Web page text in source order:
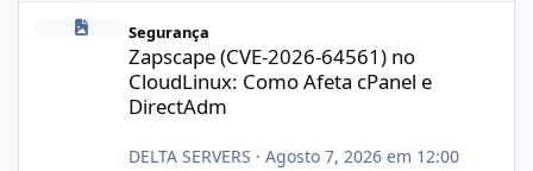
Zapscape (CVE-2026-64561) no CloudLinux: Como Afeta cPanel
Segurança
Zapscape (CVE-2026-64561) no
CloudLinux: Como Afeta cPanel e
DirectAdm
DELTA SERVERS · Agosto 7, 2026 em 12:00